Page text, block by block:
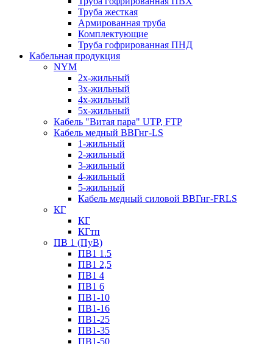
Труба жесткая
Армированная труба
Комплектующие
Труба гофрированная ПНД
Кабельная продукция
NYM
2х-жильный
3х-жильный
4х-жильный
5х-жильный
Кабель "Витая пара" UTP, FTP
Кабель медный ВВГнг-LS
1-жильный
2-жильный
3-жильный
4-жильный
5-жильный
Кабель медный силовой ВВГнг-FRLS
КГ
КГ
КГтп
ПВ 1 (ПуВ)
ПВ1 1.5
ПВ1 2,5
ПВ1 4
ПВ1 6
ПВ1-10
ПВ1-16
ПВ1-25
ПВ1-35
ПВ1-50